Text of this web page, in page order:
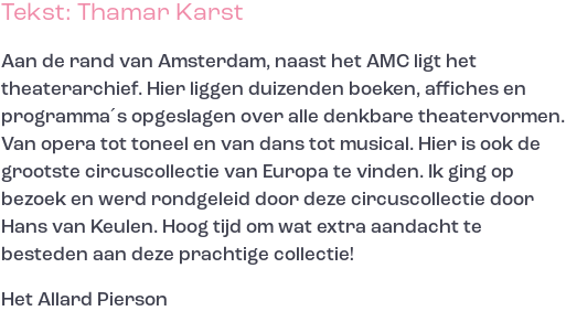
Tekst: Thamar Karst
Aan de rand van Amsterdam, naast het AMC ligt het
theaterarchief. Hier liggen duizenden boeken, affiches en
programma´s opgeslagen over alle denkbare theatervormen.
Van opera tot toneel en van dans tot musical. Hier is ook de
grootste circuscollectie van Europa te vinden. Ik ging op
bezoek en werd rondgeleid door deze circuscollectie door
Hans van Keulen. Hoog tijd om wat extra aandacht te
besteden aan deze prachtige collectie!
Het Allard Pierson